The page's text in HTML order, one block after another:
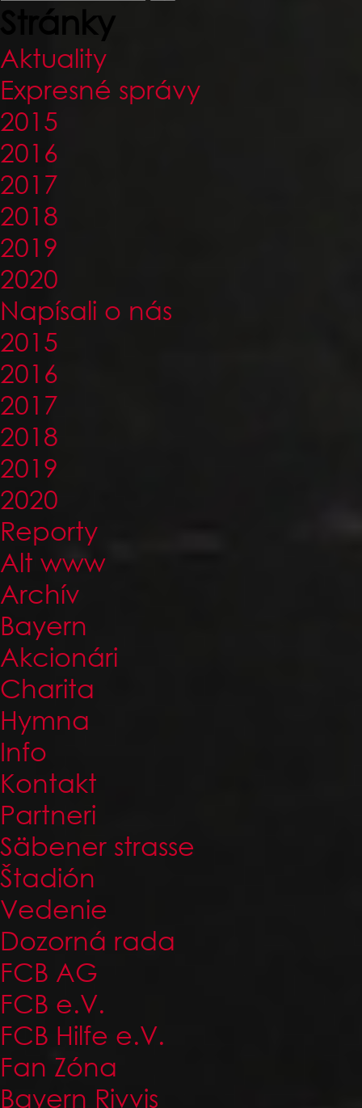
Stránky
Aktuality
Expresné správy
2015
2016
2017
2018
2019
2020
Napísali o nás
2015
2016
2017
2018
2019
2020
Reporty
Alt www
Archív
Bayern
Akcionári
Charita
Hymna
Info
Kontakt
Partneri
Säbener strasse
Štadión
Vedenie
Dozorná rada
FCB AG
FCB e.V.
FCB Hilfe e.V.
Fan Zóna
Bayern Rivvis